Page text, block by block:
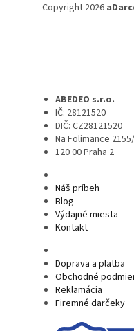
Copyright 2026
ABEDEO s.r.o.
IČ: 28121520
DIČ: CZ28121520
Na Folimance
120 00 Praha 2
Náš príbeh
Blog
Výdajné miesta
Kontakt
Doprava a platba
Obchodné
Reklamácia
Firemné darčeky